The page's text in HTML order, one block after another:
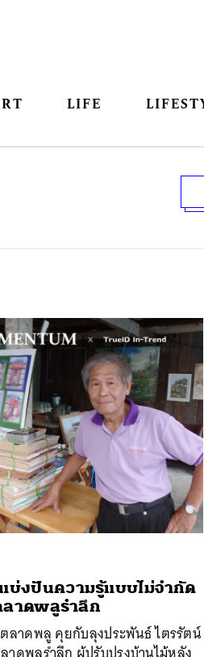
LIFE
บ่งปันความรู้แบบไม่จำกัด
าดพลูรำลึก
ลาดพลู คุยกับลุงประพันธ์ ไตรรัตน์